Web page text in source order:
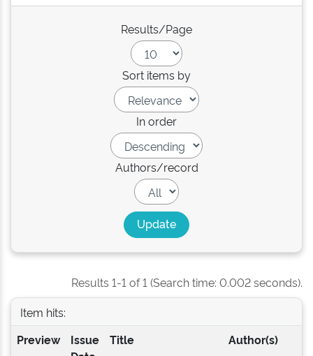
Results/Page
Sort items by
In order
Authors/record
Results 1-1 of 1 (Search time: 0.002 seconds).
Item hits:
Preview
Issue
Title Author(s)